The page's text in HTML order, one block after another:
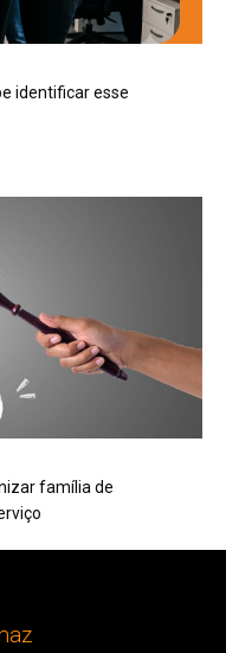
identificar esse
família de